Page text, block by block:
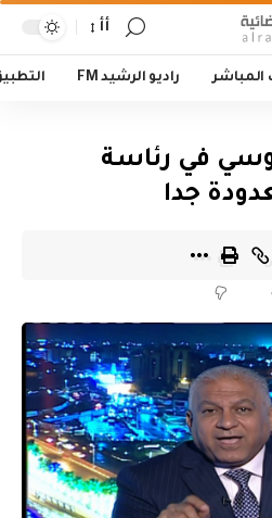
أأ
المباشر راديو الرشيد FM
في رئاسة
جدا